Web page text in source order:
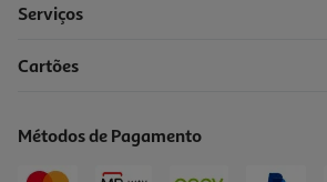
Price reduced from
24,99 €to
Promoção
Serviços
Cartões
Métodos de Pagamento